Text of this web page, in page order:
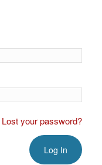
Lost your password?